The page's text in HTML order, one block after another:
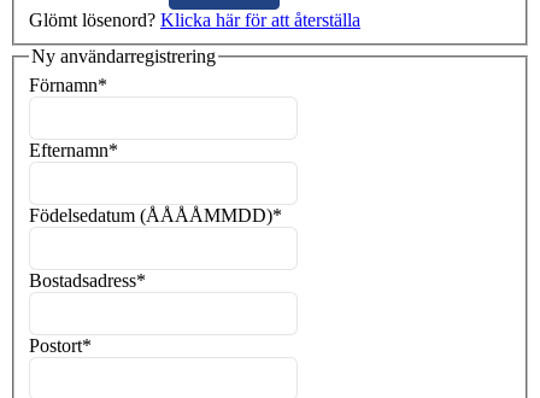
Glömt lösenord? Klicka här för att återställa
Ny användarregistrering
Förnamn*
Efternamn*
Födelsedatum (ÅÅÅÅMMDD)*
Bostadsadress*
Postort*